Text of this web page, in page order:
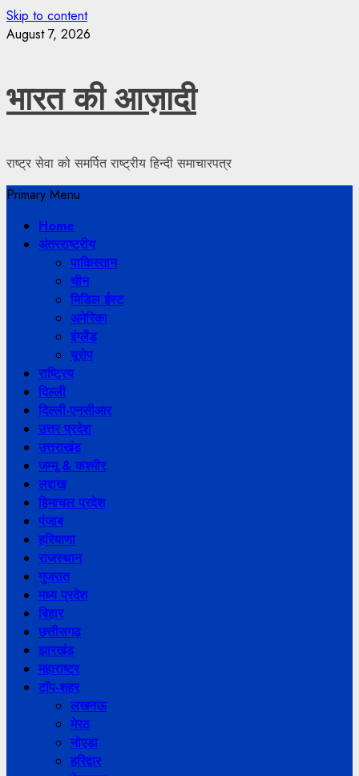
Skip to content
August 7, 2026
भारत की आज़ादी
राष्ट्र सेवा को समर्पित राष्ट्रीय हिन्दी समाचारपत्र
Primary Menu
Home
अंतरराष्ट्रीय
पाकिस्तान
चीन
मिडिल ईस्ट
अमेरिका
इंग्लैंड
यूरोप
राष्ट्रिय
दिल्ली
दिल्ली-एनसीआर
उत्तर प्रदेश
उत्तराखंड
जम्मू & कश्मीर
लद्दाख
हिमाचल प्रदेश
पंजाब
हरियाणा
राजस्थान
गुजरात
मध्य प्रदेश
बिहार
छत्तीसगढ़
झारखंड
महाराष्ट्र
टॉप-शहर
लखनऊ
मेरठ
नोएडा
हरिद्वार